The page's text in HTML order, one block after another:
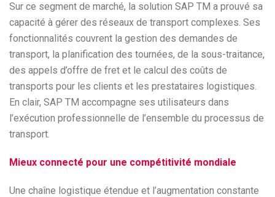
Sur ce segment de marché, la solution SAP TM a prouvé sa
capacité à gérer des réseaux de transport complexes. Ses
fonctionnalités couvrent la gestion des demandes de
transport, la planification des tournées, de la sous-traitance,
des appels d’offre de fret et le calcul des coûts de
transports pour les clients et les prestataires logistiques.
En clair, SAP TM accompagne ses utilisateurs dans
l’exécution professionnelle de l’ensemble du processus de
transport.
Mieux connecté pour une compétitivité mondiale
Une chaîne logistique étendue et l’augmentation constante